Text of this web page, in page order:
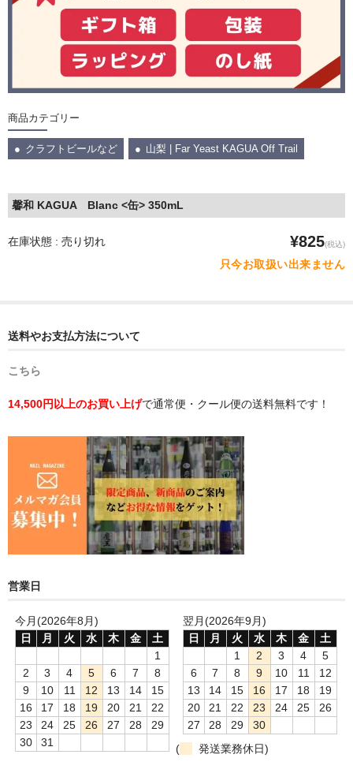
商品カテゴリー
クラフトビールなど 山梨 | Far Yeast KAGUA Off Trail
馨和 KAGUA Blanc <缶> 350mL
在庫状態 : 売り切れ ¥825(税込)
只今お取扱い出来ません
送料やお支払方法について
こちら
14,500円以上のお買い上げで通常便・クール便の送料無料です！
営業日
今月(2026年8月)
日
月 火 水 木 金
土
1
2
3 4 5 6 7
8
9
10 11 12 13 14
15
16
17 18 19 20 21
22
23
24 25 26 27 28
29
30
31
翌月(2026年9月)
日
月 火 水 木 金
土
1
2 3 4
5
6
7 8 9 10 11
12
13
14 15 16 17 18
19
20
21 22 23 24 25
26
27
28 29
30
(
発送業務休日)